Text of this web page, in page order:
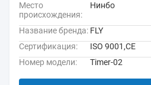
Место
происхождения:
Нинбо
Название бренда: FLY
Сертификация:
ISO 9001,CE
Номер модели:
Timer-02